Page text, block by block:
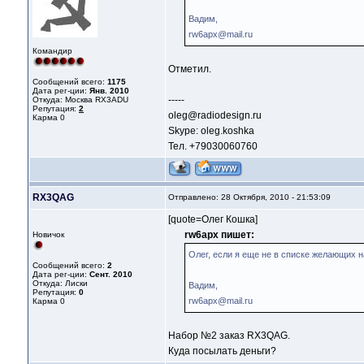
Командир
Сообщений всего: 1175
Дата рег-ции: Янв. 2010
Откуда: Москва RX3ADU
Репутация: 2
Карма 0
Вадим,
rw6apx@mail.ru
Отметил.
-----
oleg@radiodesign.ru
Skype: oleg.koshka
Тел. +79030060760
RX3QAG Отправлено: 28 Октября, 2010 - 21:53:09
Новичок
Сообщений всего: 2
Дата рег-ции: Сент. 2010
Откуда: Лиски
Репутация: 0
Карма 0
[quote=Олег Кошка]
rw6apx пишет:
Олег, если я еще не в списке желающих
Вадим,
rw6apx@mail.ru
Набор №2 заказ RX3QAG.
Куда посылать деньги?